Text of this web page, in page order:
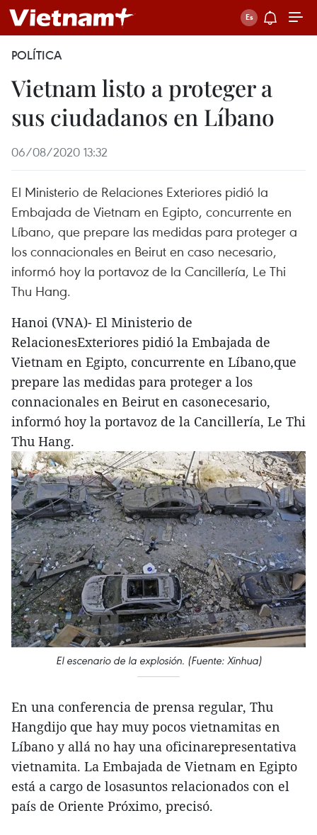
POLÍTICA
Vietnam listo a proteger a
sus ciudadanos en Líbano
06/08/2020 13:32
El Ministerio de Relaciones Exteriores pidió la
Embajada de Vietnam en Egipto, concurrente en
Líbano, que prepare las medidas para proteger a
los connacionales en Beirut en caso necesario,
informó hoy la portavoz de la Cancillería, Le Thi
Thu Hang.
Hanoi (VNA)- El Ministerio de
RelacionesExteriores pidió la Embajada de
Vietnam en Egipto, concurrente en Líbano,que
prepare las medidas para proteger a los
connacionales en Beirut en casonecesario,
informó hoy la portavoz de la Cancillería, Le Thi
Thu Hang.
El escenario de la explosión. (Fuente: Xinhua)
En una conferencia de prensa regular, Thu
Hangdijo que hay muy pocos vietnamitas en
Líbano y allá no hay una oficinarepresentativa
vietnamita. La Embajada de Vietnam en Egipto
está a cargo de losasuntos relacionados con el
país de Oriente Próximo, precisó.